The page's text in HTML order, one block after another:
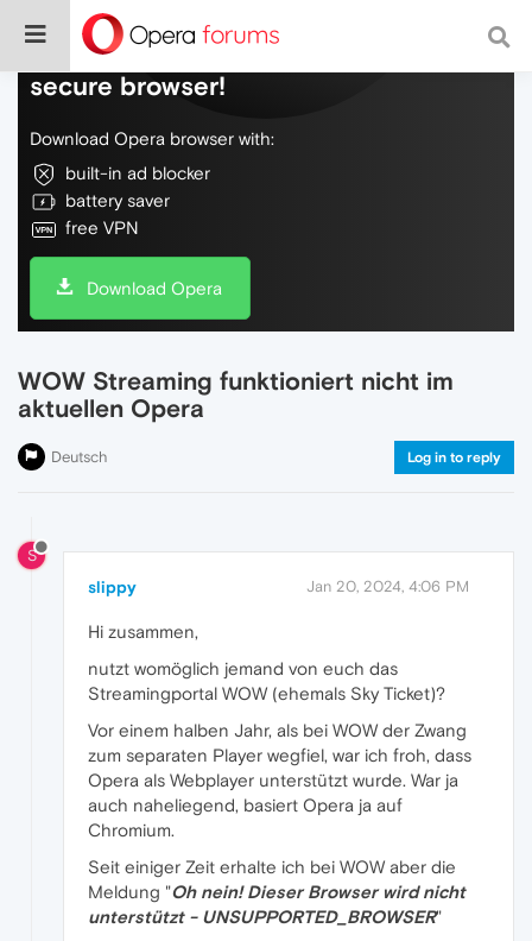
Do more on the web, with a fast and
secure browser!
Download Opera browser with:
built-in ad blocker
battery saver
free VPN
Download Opera
WOW Streaming funktioniert nicht im
aktuellen Opera
Deutsch Log in to reply
S
slippy Jan 20, 2024, 4:06 PM
Hi zusammen,
nutzt womöglich jemand von euch das
Streamingportal WOW (ehemals Sky Ticket)?
Vor einem halben Jahr, als bei WOW der Zwang
zum separaten Player wegfiel, war ich froh, dass
Opera als Webplayer unterstützt wurde. War ja
auch naheliegend, basiert Opera ja auf
Chromium.
Seit einiger Zeit erhalte ich bei WOW aber die
Meldung "Oh nein! Dieser Browser wird nicht
unterstützt - UNSUPPORTED_BROWSER"